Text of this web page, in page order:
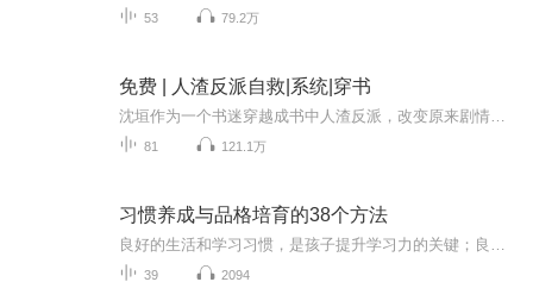
53 79.2万
免费 | 人渣反派自救|系统|穿书
81 121.1万
习惯养成与品格培育的38个方法
39 2094